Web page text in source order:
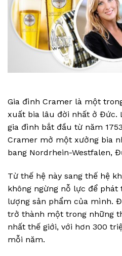
Gia đình Cramer là một
xuất bia lâu đời nhất ở Đức.
gia đình bắt đầu từ năm
Cramer mở một xưởng bia
bang Nordrhein-Westfalen,
Từ thế hệ này sang thế hệ
không ngừng nỗ lực để phát
lượng sản phẩm của mình.
trở thành một trong những
nhất thế giới, với hơn 300
mỗi năm.